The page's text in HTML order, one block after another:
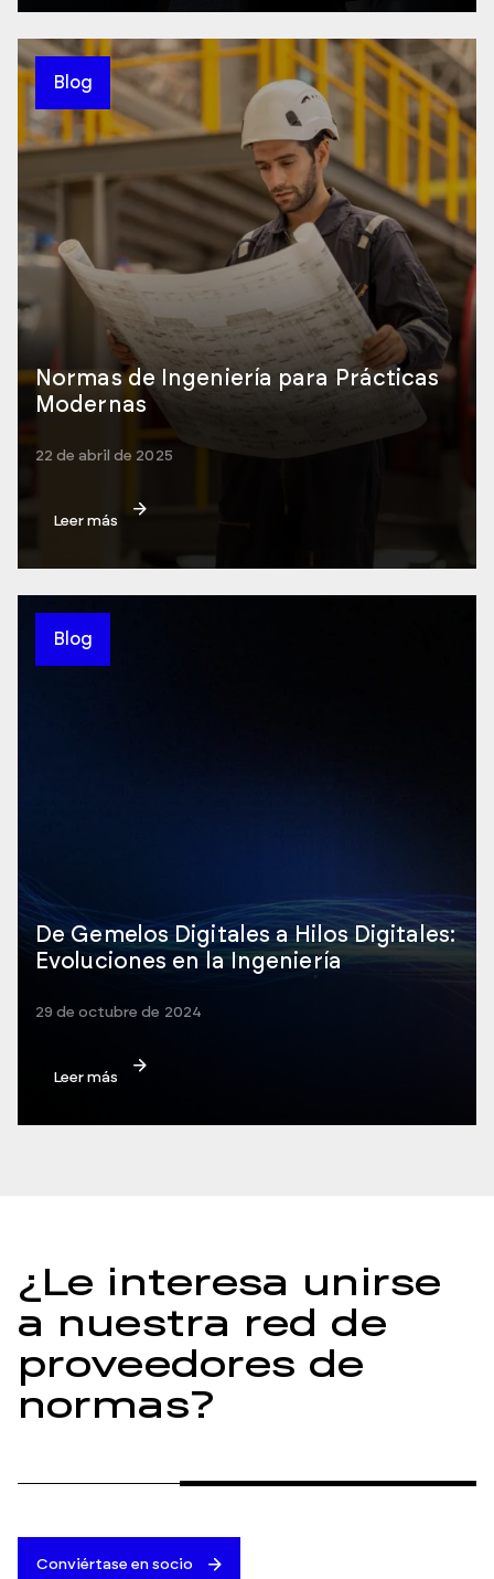
Blog
Normas de Ingeniería para Prácticas
Modernas
22 de abril de 2025
Leer más
Blog
De Gemelos Digitales a Hilos Digitales:
Evoluciones en la Ingeniería
29 de octubre de 2024
Leer más
¿Le interesa unirse
a nuestra red de
proveedores de
normas?
Conviértase en socio